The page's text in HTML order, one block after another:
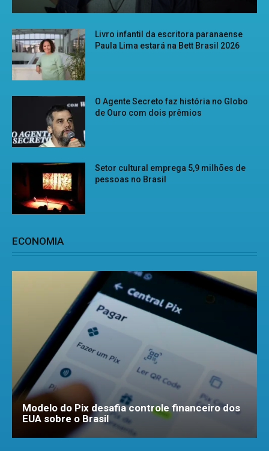
Livro infantil da escritora paranaense
Paula Lima estará na Bett Brasil 2026
O Agente Secreto faz história no Globo
de Ouro com dois prêmios
Setor cultural emprega 5,9 milhões de
pessoas no Brasil
ECONOMIA
Modelo do Pix desafia controle financeiro dos
EUA sobre o Brasil